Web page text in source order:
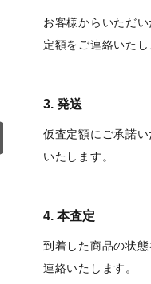
お客様からいただ
定額をご連絡いたし
3. 発送
仮査定額にご承諾
いたします。
4. 本査定
到着した商品の状
連絡いたします。